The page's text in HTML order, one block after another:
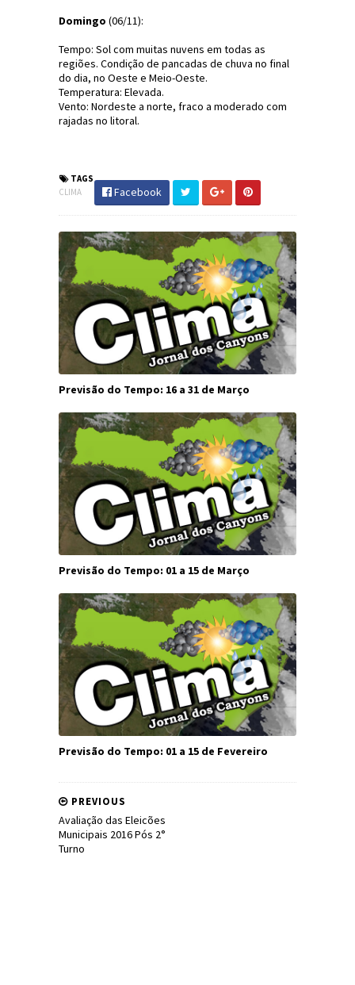
Domingo (06/11):
Tempo: Sol com muitas nuvens em todas as
regiões. Condição de pancadas de chuva no final
do dia, no Oeste e Meio-Oeste.
Temperatura: Elevada.
Vento: Nordeste a norte, fraco a moderado com
rajadas no litoral.
TAGS
CLIMA
Facebook
Previsão do Tempo: 16 a 31 de Março
Previsão do Tempo: 01 a 15 de Março
Previsão do Tempo: 01 a 15 de Fevereiro
PREVIOUS
Avaliação das Eleicões
Municipais 2016 Pós 2°
Turno